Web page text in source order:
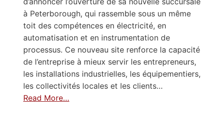
à Peterborough, qui rassemble sous un même
toit des compétences en électricité, en
automatisation et en instrumentation de
processus. Ce nouveau site renforce la capacité
de l’entreprise à mieux servir les entrepreneurs,
les installations industrielles, les équipementiers,
les collectivités locales et les clients…
Read More…